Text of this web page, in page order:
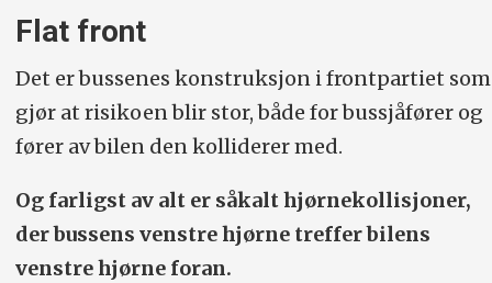
Flat front
Det er bussenes konstruksjon i frontpartiet som
gjør at risikoen blir stor, både for bussjåfører og
fører av bilen den kolliderer med.
Og farligst av alt er såkalt hjørnekollisjoner,
der bussens venstre hjørne treffer bilens
venstre hjørne foran.